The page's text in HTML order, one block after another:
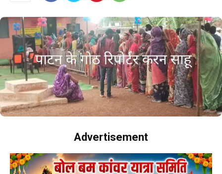
Advertisement